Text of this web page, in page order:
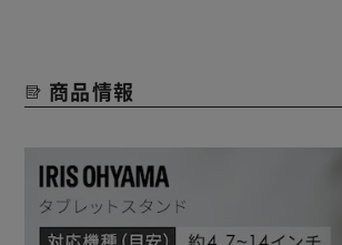
※開閉の際は、可動部に手や指を挟まない
も不安定になることがあります。その都度
確認してお使いください。
商品情報